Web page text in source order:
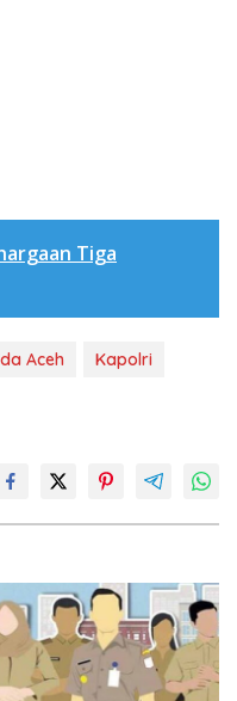
Tiga
Aceh
Kapolri